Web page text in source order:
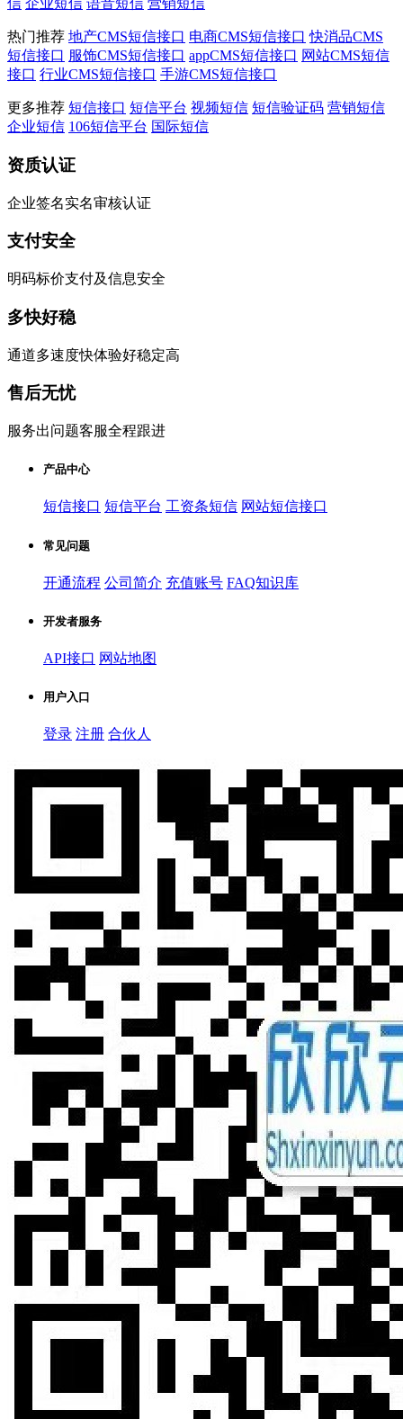
信 企业短信 语音短信 营销短信
热门推荐 地产CMS短信接口 电商CMS短信接口 快消品CMS
短信接口 服饰CMS短信接口 appCMS短信接口 网站CMS短信
接口 行业CMS短信接口 手游CMS短信接口
更多推荐 短信接口 短信平台 视频短信 短信验证码 营销短信
企业短信 106短信平台 国际短信
资质认证
企业签名实名审核认证
支付安全
明码标价支付及信息安全
多快好稳
通道多速度快体验好稳定高
售后无忧
服务出问题客服全程跟进
产品中心
短信接口 短信平台 工资条短信 网站短信接口
常见问题
开通流程 公司简介 充值账号 FAQ知识库
开发者服务
API接口 网站地图
用户入口
登录 注册 合伙人